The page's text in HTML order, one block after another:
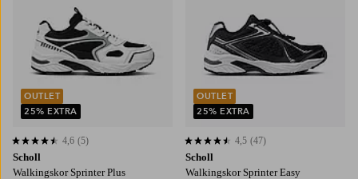
Scholl
Walkingskor Sprinter Plus
4,6 baserat på 5 st betyg
4,6 (5)
OUTLET
25% EXTRA
Scholl
Walkingskor Sprinter Easy
4,5 baserat på 47 st betyg
4,5 (47)
OUTLET
25% EXTRA